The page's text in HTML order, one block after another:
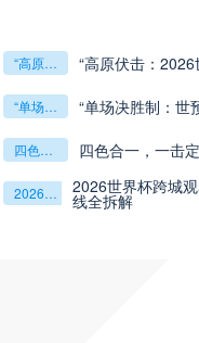
“高原伏击：2026世预赛非洲主场绞杀战” “高原伏击：
“单场决胜制：世预赛附加赛的公平性反思” “单场决胜制：世
四色合一 一击定乾坤：2026世界杯决赛用球设计解读
四色合一，一击
2026世界杯跨城观赛解决方案：球迷行李“门到门”极速转运 单场票专属动线全拆解
2026世界杯跨城
线全拆解